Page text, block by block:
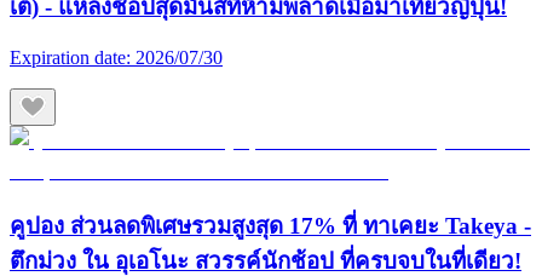
เต้) - แหล่งช้อปสุดมันส์ที่ห้ามพลาดเมื่อมาเที่ยวญี่ปุ่น!
Expiration date: 2026/07/30
คูปอง ส่วนลดพิเศษรวมสูงสุด 17% ที่ ทาเคยะ Takeya -
ตึกม่วง ใน อุเอโนะ สวรรค์นักช้อป ที่ครบจบในที่เดียว!